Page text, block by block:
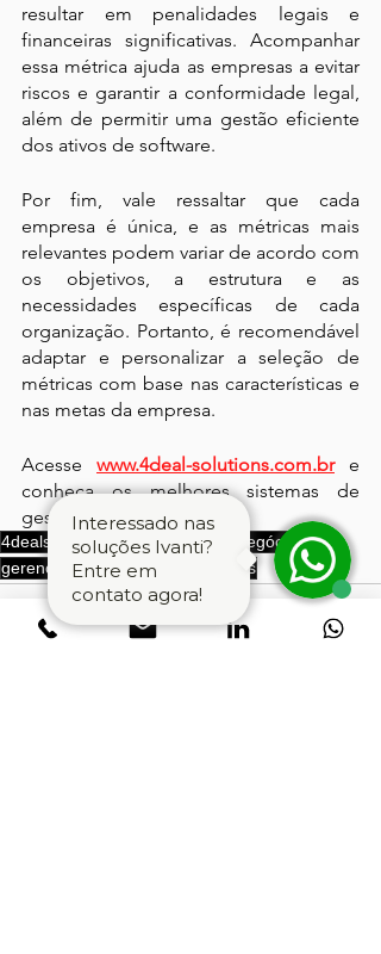
resultar em penalidades legais e
financeiras significativas. Acompanhar
essa métrica ajuda as empresas a evitar
riscos e garantir a conformidade legal,
além de permitir uma gestão eficiente
dos ativos de software.
Por fim, vale ressaltar que cada
empresa é única, e as métricas mais
relevantes podem variar de acordo com
os objetivos, a estrutura e as
necessidades específicas de cada
organização. Portanto, é recomendável
adaptar e personalizar a seleção de
métricas com base nas características e
nas metas da empresa.
Acesse www.4deal-solutions.com.br e
conheça os melhores sistemas de
gestão de ativos de TI.
4dealsolutions TIEstratégia de Negócios
gerenciamento-de-ativos
metricas
Interessado nas
soluções Ivanti?
Entre em
contato agora!